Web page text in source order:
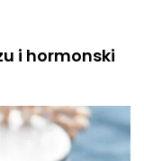
i hormonski